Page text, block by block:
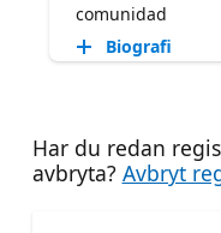
comunidad
Biografi
Har du redan
avbryta? Avbryt